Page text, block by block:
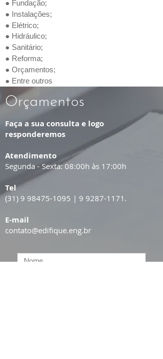
● Fundação;
● Instalações;
● Elétrico;
● Hidráulico;
● Sanitário;
● Reforma;
● Orçamentos;
● Entre outros
Orçamentos
Faça a sua consulta e logo
responderemos
Atendimento
Segunda - Sexta: 08:00h às 17:00h
Tel
(31) 9 98475-1095 | 9 9287-1171 .
E-mail
contato@edifique.eng.br